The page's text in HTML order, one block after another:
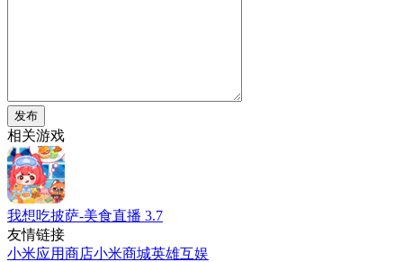
发布
相关游戏
我想吃披萨-美食直播 3.7
友情链接
小米应用商店小米商城英雄互娱